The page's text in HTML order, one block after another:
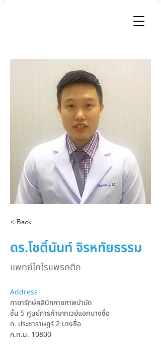
< Back
ดร.โชติ์นันท์ จิรหทัยธรรม
แพทย์ไคโรแพรคติก
Address
กายารักษ์คลินิกกายภาพบำบัด
ชั้น 5 ศูนย์การค้าเกทเวย์แอทบางซื่อ
ถ. ประชาราษฎร์ 2 บางซื่อ
ก.ท.ม. 10800